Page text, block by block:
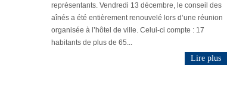
représentants. Vendredi 13 décembre, le conseil des
aînés a été entièrement renouvelé lors d’une réunion
organisée à l’hôtel de ville. Celui-ci compte : 17
habitants de plus de 65...
Lire plus